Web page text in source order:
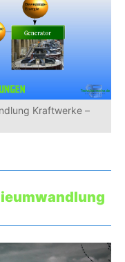
Kraftwerke –